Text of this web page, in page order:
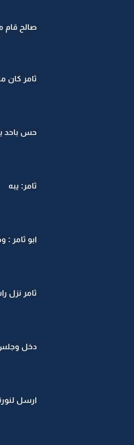
صالح قام
ثامر كان
حس باحد
ثامر: يبه
ابو ثامر
ثامر نزل
دخل وجلس
ارسل